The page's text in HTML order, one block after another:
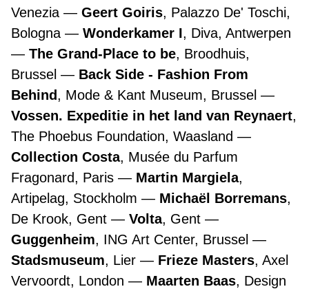
Venezia
Geert Goiris, Palazzo De' Toschi,
Bologna
Wonderkamer I, Diva, Antwerpen
The Grand-Place to be, Broodhuis,
Brussel
Back Side - Fashion From
Behind, Mode & Kant Museum, Brussel
Vossen. Expeditie in het land van Reynaert,
The Phoebus Foundation, Waasland
Collection Costa, Musée du Parfum
Fragonard, Paris
Martin Margiela,
Artipelag, Stockholm
Michaël Borremans,
De Krook, Gent
Volta, Gent
Guggenheim, ING Art Center, Brussel
Stadsmuseum, Lier Frieze Masters, Axel
Vervoordt, London
Maarten Baas, Design